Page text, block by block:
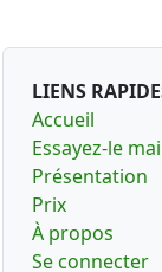
LIENS
Accueil
Essayez-le
Présentation
Prix
À propos
Se connecter